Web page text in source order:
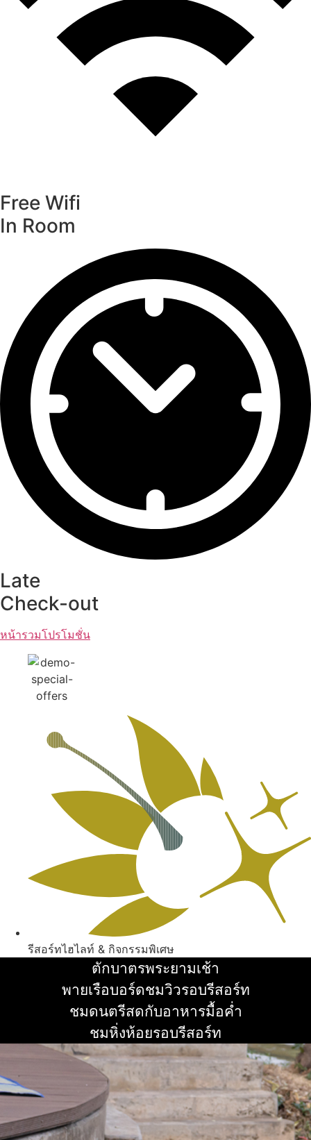
Free Wifi
In Room
Late
Check-out
หน้ารวมโปรโมชั่น
รีสอร์ทไฮไลท์ & กิจกรรมพิเศษ
ตักบาตรพระยามเช้า
อ่านเพิ่ม
พายเรือบอร์ดชมวิวรอบรีสอร์ท
อ่านเพิ่ม
ชมดนตรีสดกับอาหารมื้อค่ำ
อ่านเพิ่ม
ชมหิ่งห้อยรอบรีสอร์ท
อ่านเพิ่ม